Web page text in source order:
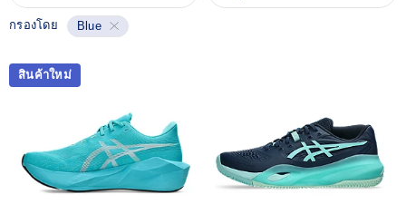
กรองโดย Blue
สินค้าใหม่